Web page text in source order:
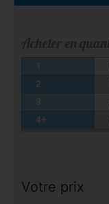
2
4+
Votre prix